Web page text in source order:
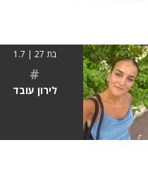
בת 27 | 1.7
#
לירון עובד